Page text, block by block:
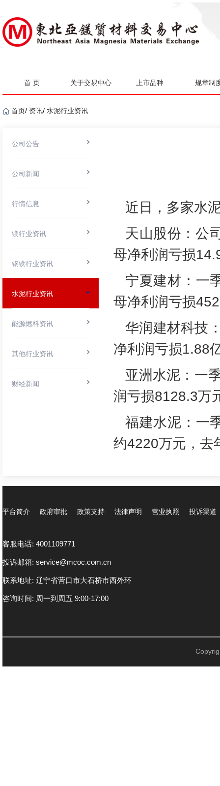
首 页 关于交易中心 上市品种 规章制
首页/ 资讯/ 水泥行业资讯
公司公告
公司新闻
行情信息
镁行业资讯
钢铁行业资讯
水泥行业资讯
能源燃料资讯
其他行业资讯
财经新闻
近日，多家水
天山股份：公
母净利润亏损
宁夏建材：一
母净利润亏损
华润建材科技
净利润亏损1.88
亚洲水泥：一
润亏损8128.3万
福建水泥：一
约4220万元，去
平台简介 政府审批 政策支持 法律声明 营业执照 投诉渠道
客服电话: 4001109771
投诉邮箱: service@mcoc.com.cn
联系地址: 辽宁省营口市大石桥市西外环
咨询时间: 周一到周五 9:00-17:00